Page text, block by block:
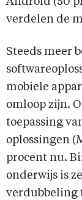
verdelen de
Steeds meer
mobiele
omloop zijn.
toepassing
oplossingen
procent nu.
onderwijs is
verdubbeling